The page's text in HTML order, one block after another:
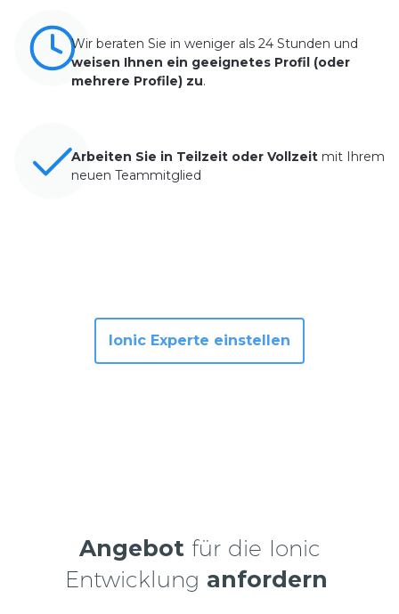
Wir beraten Sie in weniger als 24 Stunden und
weisen Ihnen ein geeignetes Profil (oder
mehrere Profile) zu.
Arbeiten Sie in Teilzeit oder Vollzeit mit Ihrem
neuen Teammitglied
Ionic Experte einstellen
Angebotfür die Ionic
Entwicklung anfordern